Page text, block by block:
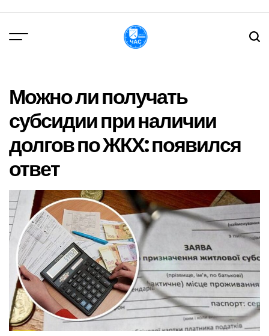
вмісту
Можно ли получать
субсидии при наличии
долгов по ЖКХ: появился
ответ